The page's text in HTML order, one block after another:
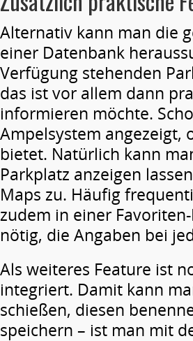
Alternativ kann man die
einer Datenbank
Verfügung stehenden
das ist vor allem dann
informieren möchte.
Ampelsystem angezeigt,
bietet. Natürlich kann
Parkplatz anzeigen
Maps zu. Häufig
zudem in einer
nötig, die Angaben bei
Als weiteres Feature ist
integriert. Damit kann
schießen, diesen
speichern – ist man mit